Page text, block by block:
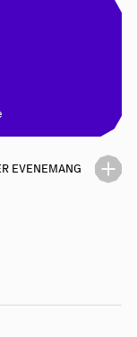
EVENEMANG